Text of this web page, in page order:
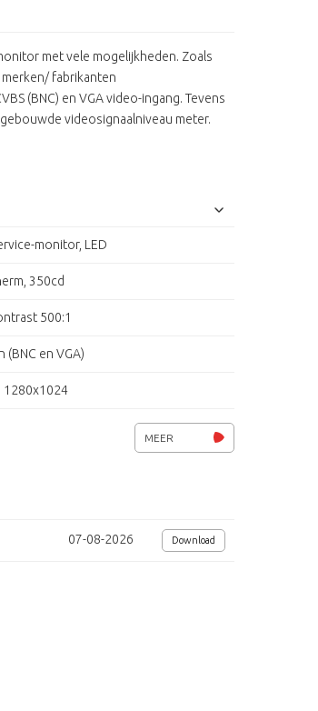
met vele mogelijkheden. Zoals
merken/ fabrikanten
(BNC) en VGA video-ingang. Tevens
videosignaalniveau meter.
monitor, LED
350cd
500:1
(BNC en VGA)
1280x1024
generator
MEER
07-08-2026 Download